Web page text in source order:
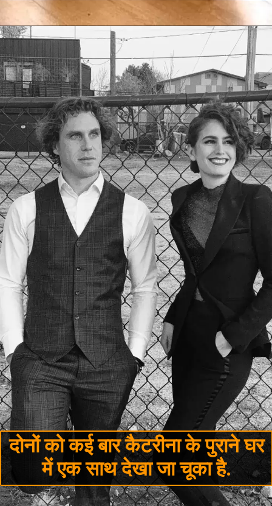
दोनों को कई बार कैटरीना के पुराने घर
में एक साथ देखा जा चूका है.